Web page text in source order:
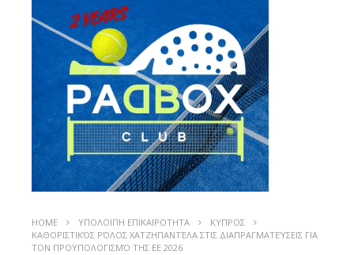
HOME ΥΠΟΛΟΙΠΗ ΕΠΙΚΑΙΡΟΤΗΤΑ
ΚΥΠΡΟΣ
ΚΑΘΟΡΙΣΤΙΚΌΣ ΡΌΛΟΣ ΧΑΤΖΗΠΑΝΤΈΛΑ ΣΤΙΣ ΔΙΑΠΡΑΓΜΑΤΕΎΣΕΙΣ ΓΙΑ
ΤΟΝ ΠΡΟΫΠΟΛΟΓΙΣΜΌ ΤΗΣ ΕΕ 2026